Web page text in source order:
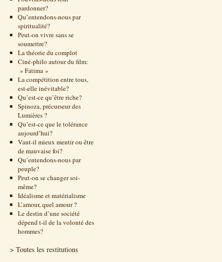
pardonner?
Qu’entendons-nous par
spiritualité?
Peut-on vivre sans se
soumettre?
La théorie du complot
Ciné-philo autour du film:
» Fatima »
La compétition entre tous,
est-elle inévitable?
Qu’est-ce qu’être riche?
Spinoza, précurseur des
Lumières ?
Qu’est-ce que le tolérance
aujourd’hui?
Vaut-il mieux mentir ou être
de mauvaise foi?
Qu’entendons-nous par
peuple?
Peut-on se changer soi-
même?
Idéalisme et matérialisme
L’amour, quel amour ?
Le destin d’une société
dépend t-il de la volonté des
hommes?
> Toutes les restitutions